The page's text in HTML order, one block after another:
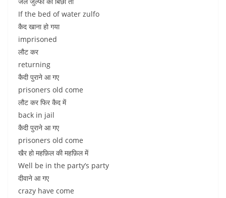
If the bed of water zulfo
कैद खाना हो गया
imprisoned
लौट कर
returning
कैदी पुराने आ गए
prisoners old come
लौट कर फिर कैद में
back in jail
कैदी पुराने आ गए
prisoners old come
खैर हो महफ़िल की महफ़िल में
Well be in the party’s party
दीवाने आ गए
crazy have come